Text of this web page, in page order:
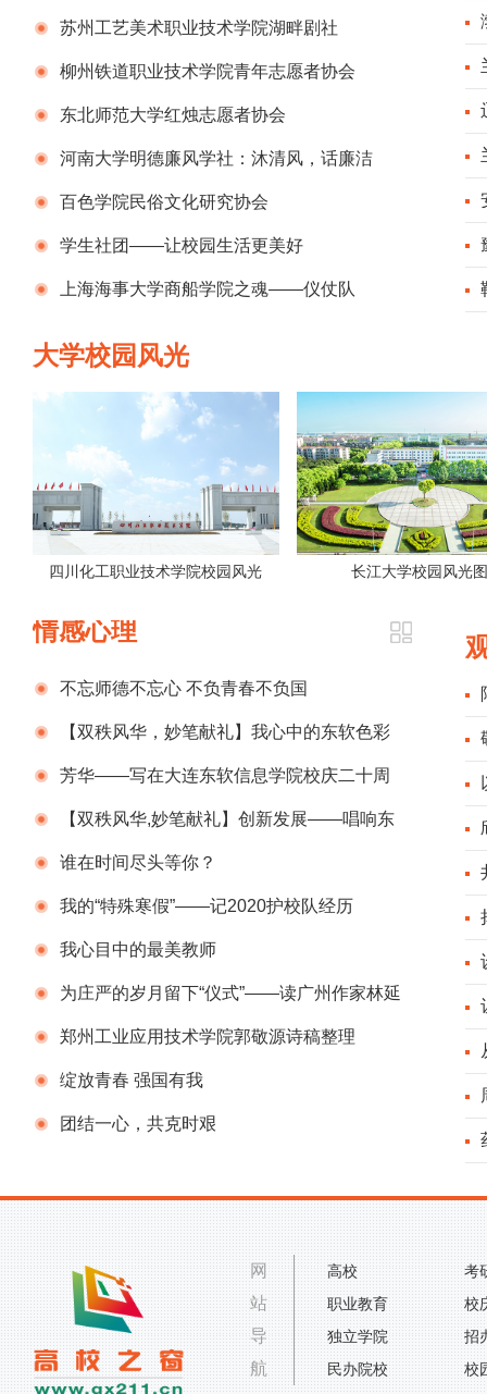
苏州工艺美术职业技术学院湖畔剧社
柳州铁道职业技术学院青年志愿者协会
东北师范大学红烛志愿者协会
河南大学明德廉风学社：沐清风，话廉洁
百色学院民俗文化研究协会
学生社团——让校园生活更美好
上海海事大学商船学院之魂——仪仗队
期
开
开
期
大学校园风光
四川化工职业技术学院校园风光 长江大学校园风光图
情感心理
不忘师德不忘心 不负青春不负国
【双秩风华，妙笔献礼】我心中的东软色彩
芳华——写在大连东软信息学院校庆二十周
年 【双秩风华,妙笔献礼】创新发展——唱响东
软时空的主旋律
谁在时间尽头等你？
我的“特殊寒假”——记2020护校队经历
我心目中的最美教师
为庄严的岁月留下“仪式”——读广州作家林延
军散文集《时光落地》
郑州工业应用技术学院郭敬源诗稿整理
绽放青春 强国有我
团结一心，共克时艰
网
站
导
航
高校
职业教育
独立学院
民办院校
考
校
招
校